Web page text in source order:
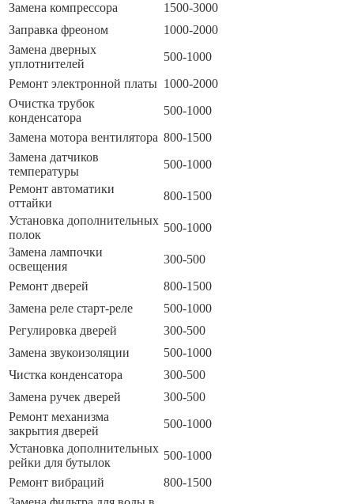
Замена компрессора
1500-3000
Заправка фреоном
1000-2000
Замена дверных
уплотнителей
500-1000
Ремонт электронной платы 1000-2000
Очистка трубок
конденсатора
500-1000
Замена мотора вентилятора 800-1500
Замена датчиков
температуры
500-1000
Ремонт автоматики
оттайки
800-1500
Установка дополнительных
полок
500-1000
Замена лампочки
освещения
300-500
Ремонт дверей
800-1500
Замена реле старт-реле
500-1000
Регулировка дверей
300-500
Замена звукоизоляции
500-1000
Чистка конденсатора
300-500
Замена ручек дверей
300-500
Ремонт механизма
закрытия дверей
500-1000
Установка дополнительных
рейки для бутылок
500-1000
Ремонт вибраций
800-1500